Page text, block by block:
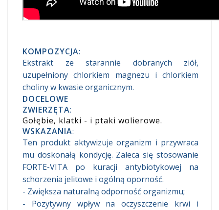
KOMPOZYCJA:
Ekstrakt ze starannie dobranych ziół,
uzupełniony chlorkiem magnezu i chlorkiem
choliny w kwasie organicznym.
DOCELOWE
ZWIERZĘTA:
Gołębie, klatki - i ptaki wolierowe.
WSKAZANIA:
Ten produkt aktywizuje organizm i przywraca
mu doskonałą kondycję. Zaleca się stosowanie
FORTE-VITA po kuracji antybiotykowej na
schorzenia jelitowe i ogólną oporność.
- Zwiększa naturalną odporność organizmu;
- Pozytywny wpływ na oczyszczenie krwi i